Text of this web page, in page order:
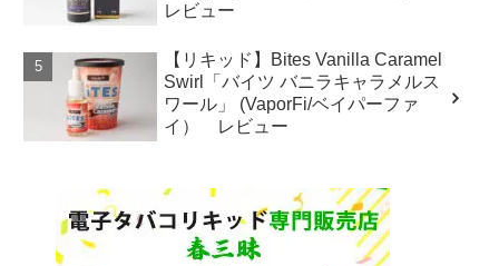
レビュー
【リキッド】Bites Vanilla Caramel
Swirl「バイツ バニラキャラメルス
ワール」 (VaporFi/ベイパーファ
イ） レビュー